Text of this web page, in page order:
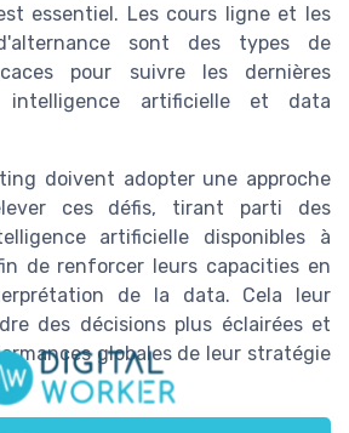
essentiel. Les cours ligne et les
sont des types de
pour suivre les dernières
intelligence artificielle et data
doivent adopter une approche
ces défis, tirant parti des
artificielle disponibles à
de renforcer leurs capacities en
de la data. Cela leur
des décisions plus éclairées et
globales de leur stratégie